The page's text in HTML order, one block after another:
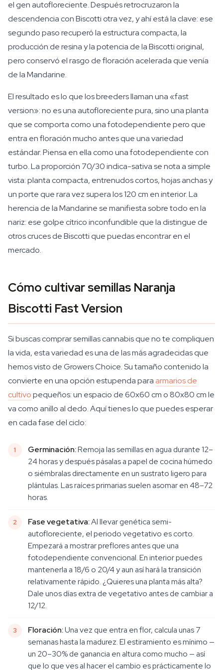
el gen autofloreciente. Después retrocruzaron la
descendencia con Biscotti otra vez, y ahí está la clave: ese
segundo paso recuperó la estructura compacta, la
producción de resina y la potencia de la Biscotti original,
pero conservó el rasgo de floración acelerada que venía
de la Mandarine.
El resultado es lo que los breeders llaman una «fast
version»: no es una autofloreciente pura, sino una planta
que se comporta como una fotodependiente pero que
entra en floración mucho antes que una variedad
estándar. Piensa en ella como una fotodependiente con
turbo. La proporción 70/30 indica-sativa se nota a simple
vista: planta compacta, entrenudos cortos, hojas anchas y
un porte que rara vez supera los 120 cm en interior. La
herencia de la Mandarine se manifiesta sobre todo en la
nariz: ese golpe cítrico inconfundible que la distingue de
otros cruces de Biscotti que puedas encontrar en el
mercado.
Cómo cultivar semillas Naranja
Biscotti Fast Version
Si buscas comprar semillas cannabis que no te compliquen
la vida, esta variedad es una de las más agradecidas que
hemos visto de Growers Choice. Su tamaño contenido la
convierte en una opción estupenda para armarios de
cultivopequeños: un espacio de 60x60 cm o 80x80 cm le
va como anillo al dedo. Aquí tienes lo que puedes esperar
en cada fase del ciclo:
Germinación:Remoja las semillas en agua durante 12–
24 horas y después pásalas a papel de cocina húmedo
o siémbralas directamente en un sustrato ligero para
plántulas. Las raíces primarias suelen asomar en 48–72
horas.
Fase vegetativa:Al llevar genética semi-
autofloreciente, el periodo vegetativo es corto.
Empezará a mostrar preflores antes que una
fotodependiente convencional. En interior puedes
mantenerla a 18/6 o 20/4 y aun así hará la transición
relativamente rápido. ¿Quieres una planta más alta?
Dale unos días extra de vegetativo antes de cambiar a
12/12.
Floración:Una vez que entra en flor, calcula unas 7
semanas hasta la madurez. El estiramiento es mínimo —
un 20–30% de ganancia en altura como mucho — así
que lo que ves al hacer el cambio es prácticamente lo